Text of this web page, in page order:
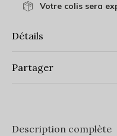
Votre colis sera
Détails
Partager
Description complète